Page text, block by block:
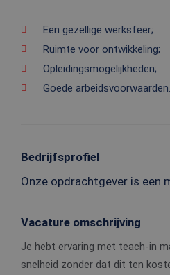
Een gezellige werksfeer;
Ruimte voor ontwikkeling;
Opleidingsmogelijkheden;
Goede arbeidsvoorwaarden.
Bedrijfsprofiel
Onze opdrachtgever is een
Vacature omschrijving
Je hebt ervaring met teach-in
snelheid zonder dat dit ten